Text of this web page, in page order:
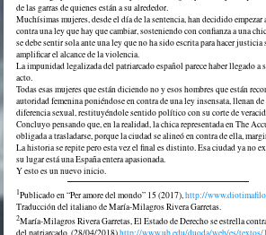
de las garras de quienes están a su alrededor.
Muchísimas mujeres, desde el día de la sentencia, han decidido empezar
contra una ley que hay que cambiar, sosteniendo con confianza a una
se debe sentir sola ante una ley que no ha sido escrita para hacer justicia
amplificar el alcance de la violencia.
La impunidad legalizada del patriarcado español parece haber llegado a
acto.
Todas esas mujeres que están diciendo no y esos hombres que están
autoridad femenina poniéndose en contra de una ley insensata, llenan
diferencia sexual, restituyéndole sentido político con su corte de
Concluyo pensando que, en la realidad, la chica representada en The
obligada a trasladarse, porque la ciudad se alineó en contra de ella,
La historia se repite pero esta vez el final es distinto. Esa ciudad ya no
su lugar está una España entera apasionada.
Y esto es un nuevo inicio.
1Publicado en “Per amore del mondo” 15 (2017),http://
Traducción del italiano de María-Milagros Rivera Garretas.
2María-Milagros Rivera Garretas, El Estado de Derecho se estrella